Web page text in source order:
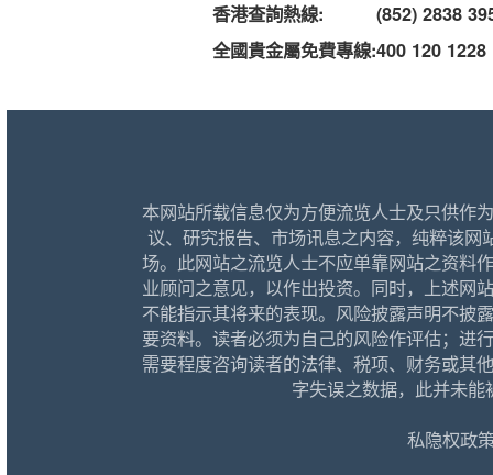
香港查詢熱線:
(852) 2838
全國貴金屬免費專線:400 120 1228
本网站所载信息仅为方便流览人士及只供作
议、研究报告、市场讯息之内容，纯粹该
场。此网站之流览人士不应单靠网站之资料
业顾问之意见，以作出投资。同时，上述网
不能指示其将来的表现。风险披露声明不披
要资料。读者必须为自己的风险作评估；进
需要程度咨询读者的法律、税项、财务或其
字失误之数据，此并未
私隐权政